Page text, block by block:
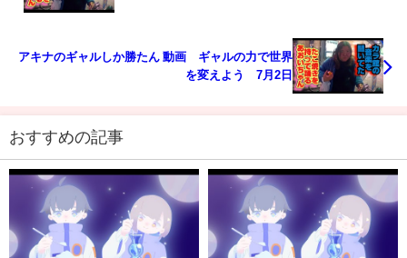
アキナのギャルしか勝たん 動画 ギャルの力で世界
を変えよう 7月2日
おすすめの記事